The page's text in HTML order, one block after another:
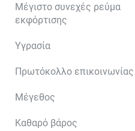
Μέγιστο συνεχές ρεύμα
εκφόρτισης
Υγρασία
Πρωτόκολλο επικοινωνίας
Μέγεθος
Καθαρό βάρος